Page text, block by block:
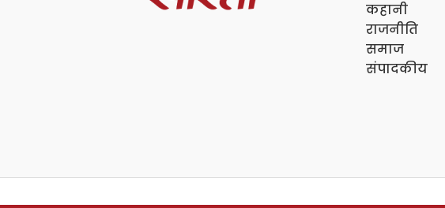
कहानी
राजनीति
समाज
संपादकीय